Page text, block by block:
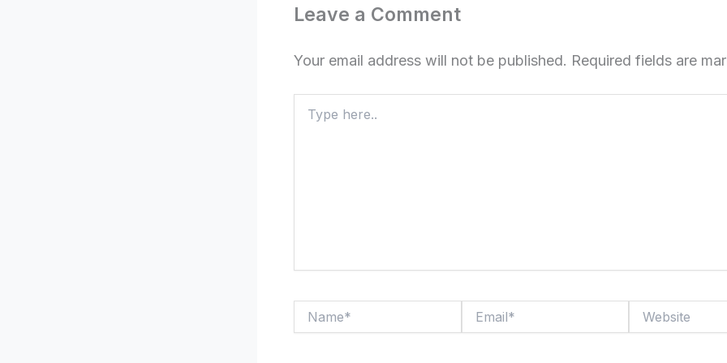
Leave a Comment
Your email address will not be published. Required fields are
here..